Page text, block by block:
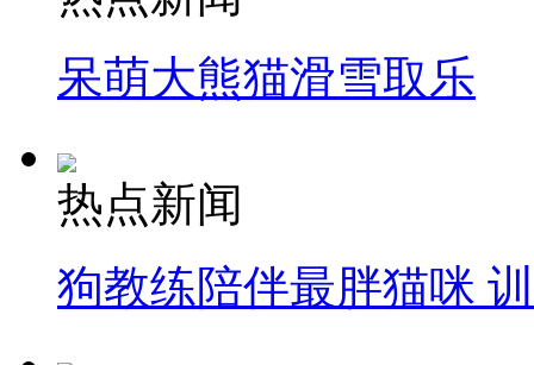
呆萌大熊猫滑雪取乐
热点新闻
狗教练陪伴最胖猫咪